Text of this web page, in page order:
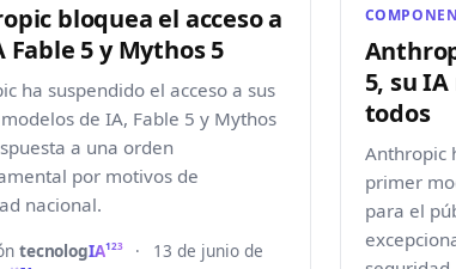
bloquea el acceso a
Fable 5 y Mythos 5
ha suspendido el acceso a sus
de IA, Fable 5 y Mythos
a una orden
por motivos de
nacional.
tecnologIA123 ·
13 de junio de
5, su
todos
Anthropic
primer
para el